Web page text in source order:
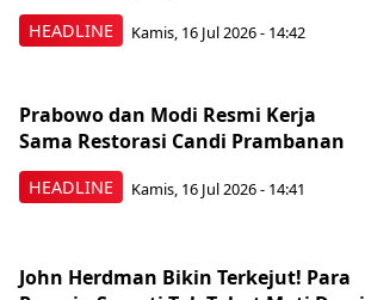
HEADLINE Kamis, 16 Jul 2026 - 14:42
HEADLINE
Prabowo dan Modi Resmi Kerja
Sama Restorasi Candi Prambanan
Kamis, 16 Jul 2026 - 14:41
John Herdman Bikin Terkejut! Para